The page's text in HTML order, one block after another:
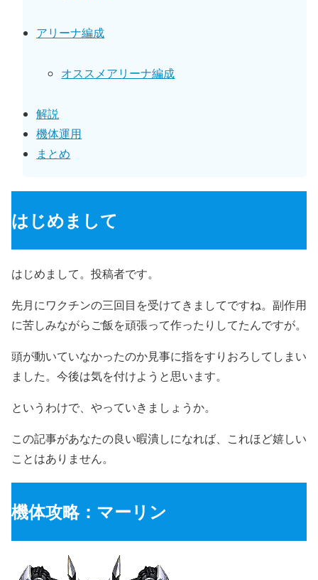
アリーナ編成
オススメアリーナ編成
解説
機体運用
まとめ
はじめまして
はじめまして。投稿者です。
先月にワクチンの三回目を受けてきましてですね。副作用
に苦しみながらご飯を頑張って作ったりしてたんですが。
頭が動いていなかったのか見事に指をすりおろしてしまい
ました。今後は気を付けようと思います。
というわけで、やっていきましょうか。
この記事があなたの良い暇潰しになれば、これほど嬉しい
ことはありません。
機体攻略：マーリン